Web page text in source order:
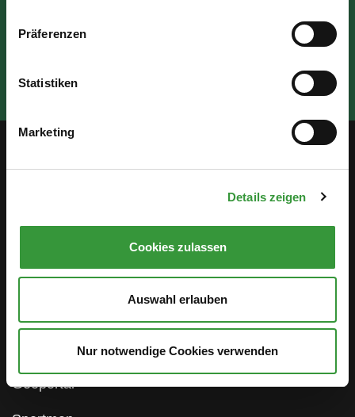
Präferenzen
Statistiken
Marketing
Details zeigen
Cookies zulassen
Auswahl erlauben
Nur notwendige Cookies verwenden
Service
Antidiskriminierung
Gleichstellungsstelle
Geoportal